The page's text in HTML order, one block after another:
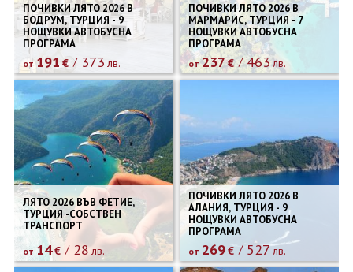
ПОЧИВКИ ЛЯТО 2026 В
БОДРУМ, ТУРЦИЯ - 9
НОЩУВКИ АВТОБУСНА
ПРОГРАМА
от 191€ 373 лв.
ПОЧИВКИ ЛЯТО 2026 В
МАРМАРИС, ТУРЦИЯ - 7
НОЩУВКИ АВТОБУСНА
ПРОГРАМА
от237€ 463лв.
ЛЯТО 2026 ВЪВ ФЕТИЕ,
ТУРЦИЯ -СОБСТВЕН
ТРАНСПОРТ
от 14€ 28лв.
ПОЧИВКИ ЛЯТО 2026 В
АЛАНИЯ, ТУРЦИЯ - 9
НОЩУВКИ АВТОБУСНА
ПРОГРАМА
от 269€ 527лв.